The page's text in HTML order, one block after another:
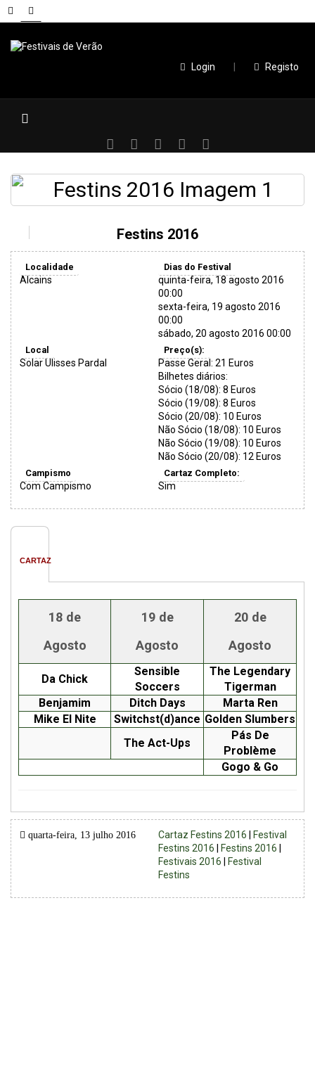
Login Registo
Festins 2016
Localidade
Alcains
Dias do Festival
quinta-feira, 18 agosto 2016
00:00
sexta-feira, 19 agosto 2016
00:00
sábado, 20 agosto 2016 00:00
Local
Solar Ulisses Pardal
Preço(s):
Passe Geral: 21 Euros
Bilhetes diários:
Sócio (18/08): 8 Euros
Sócio (19/08): 8 Euros
Sócio (20/08): 10 Euros
Não Sócio (18/08): 10 Euros
Não Sócio (19/08): 10 Euros
Não Sócio (20/08): 12 Euros
Campismo
Com Campismo
Cartaz Completo:
Sim
CARTAZ
18 de
Agosto
19 de
Agosto
20 de
Agosto
Da Chick
Sensible
Soccers
The Legendary
Tigerman
Benjamim
Ditch Days
Marta Ren
Mike El Nite
Switchst(d)ance Golden Slumbers
The Act-Ups
Pás De
Problème
Gogo & Go
quarta-feira, 13 julho 2016 Cartaz Festins 2016
Festival
Festins 2016
Festins 2016
Festivais 2016
Festival
Festins